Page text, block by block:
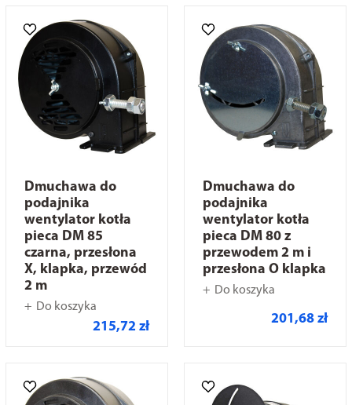
Dmuchawa do
podajnika
wentylator kotła
pieca DM 85
czarna, przesłona
X, klapka, przewód
2 m
Do koszyka
215,72 zł
Dmuchawa do
podajnika
wentylator kotła
pieca DM 80 z
przewodem 2 m i
przesłona O klapka
Do koszyka
201,68 zł